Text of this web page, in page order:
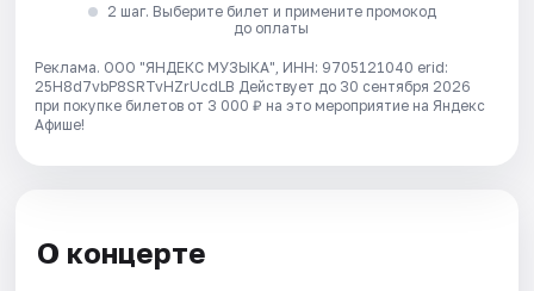
2 шаг. Выберите билет и примените промокод
до оплаты
Реклама. ООО "ЯНДЕКС МУЗЫКА", ИНН: 9705121040 erid:
25H8d7vbP8SRTvHZrUcdLB Действует до 30 сентября 2026
при покупке билетов от 3 000 ₽ на это мероприятие на Яндекс
Афише!
О концерте